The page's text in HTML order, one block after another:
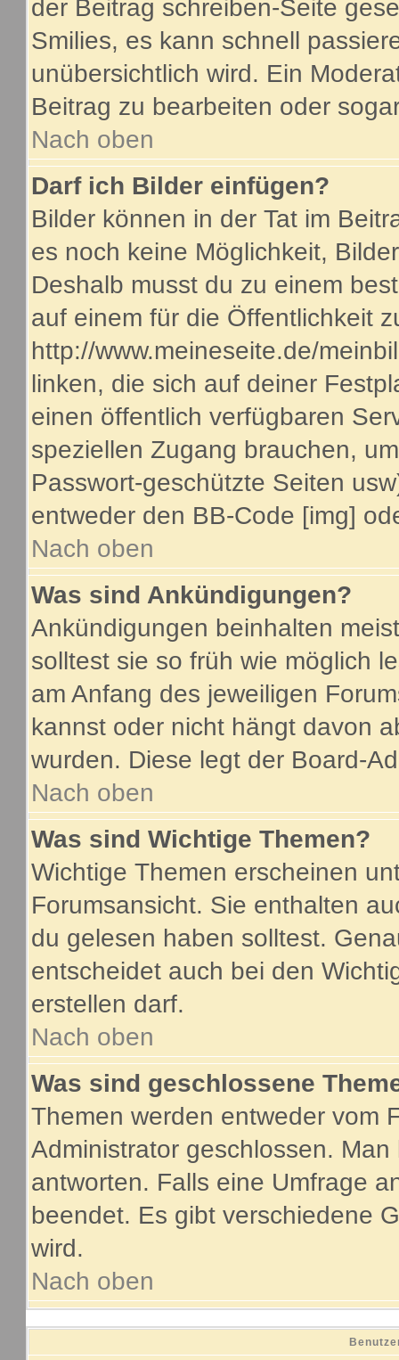
der Beitrag schreiben-Seite
Smilies, es kann schnell
unübersichtlich wird. Ein
Beitrag zu bearbeiten oder
Nach oben
Darf ich Bilder einfügen?
Bilder können in der Tat im
es noch keine Möglichkeit,
Deshalb musst du zu einem
auf einem für die Öffentlichkeit
http://www.meineseite.de/
linken, die sich auf deiner
einen öffentlich verfügbaren
speziellen Zugang brauchen,
Passwort-geschützte Seiten
entweder den BB-Code [img]
Nach oben
Was sind Ankündigungen?
Ankündigungen beinhalten
solltest sie so früh wie möglich
am Anfang des jeweiligen
kannst oder nicht hängt davon
wurden. Diese legt der Board-
Nach oben
Was sind Wichtige Themen?
Wichtige Themen erscheinen
Forumsansicht. Sie enthalten
du gelesen haben solltest.
entscheidet auch bei den
erstellen darf.
Nach oben
Was sind geschlossene
Themen werden entweder vom
Administrator geschlossen.
antworten. Falls eine Umfrage
beendet. Es gibt verschiedene
wird.
Nach oben